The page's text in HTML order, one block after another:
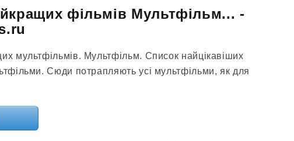
фільмів Мультфільм... -
мультфільмів. Мультфільм. Список найцікавіших
Сюди потрапляють усі мультфільми, як для